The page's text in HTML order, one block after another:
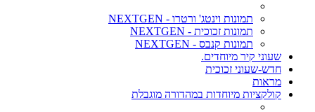
תמונות וינטג' ורטרו - NEXTGEN
תמונות זכוכית - NEXTGEN
תמונות קנבס - NEXTGEN
שעוני קיר מיוחדים.
חדש-שעוני זכוכית
מראות
קולקציות מיוחדות במהדורה מוגבלת